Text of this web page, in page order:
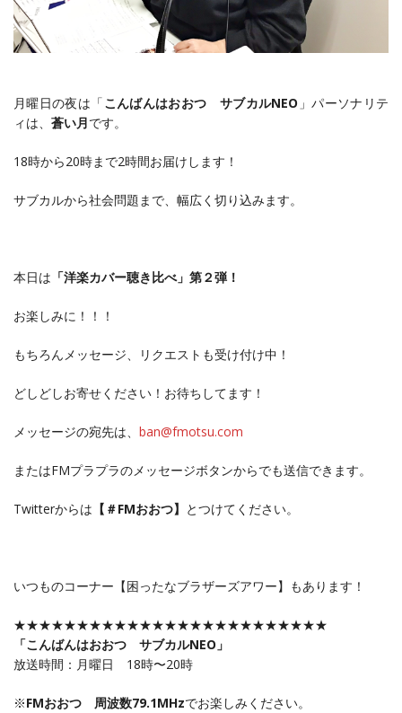
月曜日の夜は「こんばんはおおつ サブカルNEO 」パーソナリテ
ィは、 蒼い月です。
18時から20時まで2時間お届けします！
サブカルから社会問題まで、幅広く切り込みます。
本日は 「洋楽カバー聴き比べ」第２弾！
お楽しみに！！！
もちろんメッセージ、リクエストも受け付け中！
どしどしお寄せください！お待ちしてます！
メッセージの宛先は、 ban@fmotsu.com
またはFMプラプラのメッセージボタンからでも送信できます。
Twitterからは 【＃FMおおつ】 とつけてください。
いつものコーナー【困ったなブラザーズアワー】もあります！
★★★★★★★★★★★★★★★★★★★★★★★★★
「こんばんはおおつ サブカルNEO」
放送時間：月曜日 18時〜20時
※FMおおつ 周波数79.1MHzでお楽しみください。